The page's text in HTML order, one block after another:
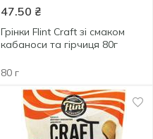
47.50 ₴
Грінки Flint Craft зі смаком
кабаноси та гірчиця 80г
80 г